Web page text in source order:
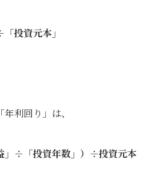
投資元本」
利回り」は、
」÷「投資年数」）÷投資元本